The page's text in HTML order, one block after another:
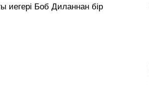
Боб Диланнан бір